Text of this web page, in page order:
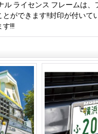
ル ライセンス フレームは
ができます!!封印が付いて
!!!